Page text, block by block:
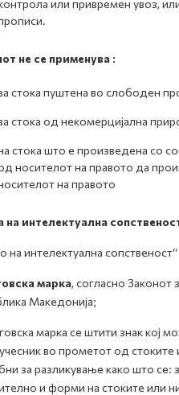
или привремен увоз,
не се применува :
стока пуштена во слободен
стока од некомерцијална
стока што е произведена со
носителот на правото да
на правото
на интелектуална
на интелектуална сопственост“
марка, согласно Законот
Македонија;
марка се штити знак кој
во прометот од стоките
за разликување како што се:
и форми на стоките или